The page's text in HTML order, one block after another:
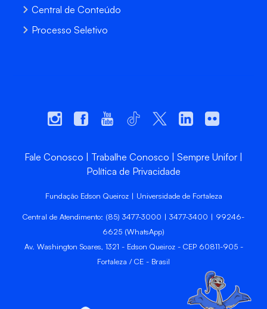
Central de Conteúdo
Processo Seletivo
Fale Conosco Trabalhe Conosco
Sempre Unifor
Política de Privacidade
Fundação Edson Queiroz | Universidade de Fortaleza
Central de Atendimento: (85) 3477-3000 | 3477-3400 | 99246-
6625 (WhatsApp)
Av. Washington Soares, 1321 - Edson Queiroz - CEP 60811-905 -
Fortaleza / CE - Brasil